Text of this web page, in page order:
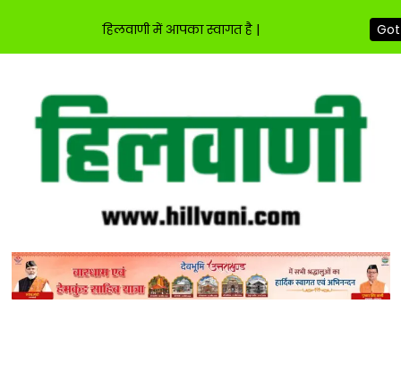
content
हिलवाणी में आपका स्वागत है |